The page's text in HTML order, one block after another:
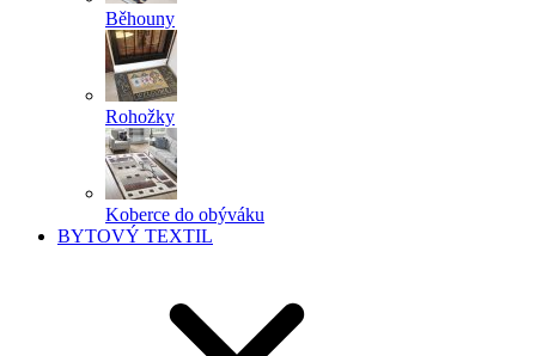
Běhouny
Rohožky
Koberce do obýváku
BYTOVÝ TEXTIL